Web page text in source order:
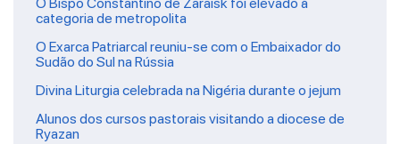
O Bispo Constantino de Zaraisk foi elevado à
categoria de metropolita
O Exarca Patriarcal reuniu-se com o Embaixador do
Sudão do Sul na Rússia
Divina Liturgia celebrada na Nigéria durante o jejum
Alunos dos cursos pastorais visitando a diocese de
Ryazan